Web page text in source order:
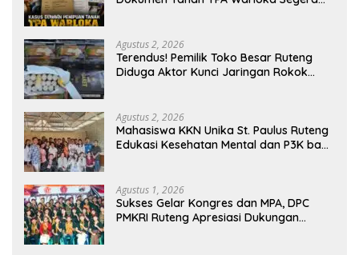
Memasuki Fase Krusial
Agustus 2, 2026
Terendus! Pemilik Toko Besar Ruteng
Diduga Aktor Kunci Jaringan Rokok
Agustus 2, 2026
Mahasiswa KKN Unika St. Paulus Ruteng
Edukasi Kesehatan Mental dan P3K bagi
Agustus 1, 2026
Sukses Gelar Kongres dan MPA, DPC
PMKRI Ruteng Apresiasi Dukungan